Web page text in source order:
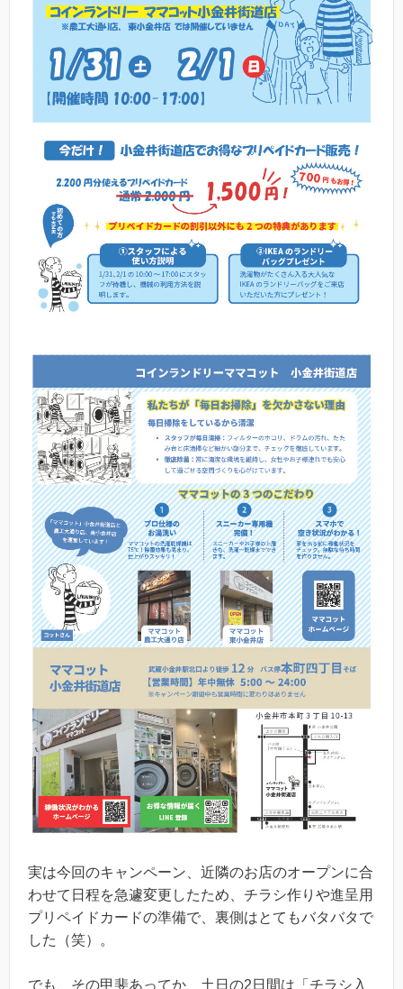
実は今回のキャンペーン、近隣のお店のオープンに合
わせて日程を急遽変更したため、チラシ作りや進呈用
プリペイドカードの準備で、裏側はとてもバタバタで
した（笑）。
でも、その甲斐あってか、土日の2日間は「チラシ入